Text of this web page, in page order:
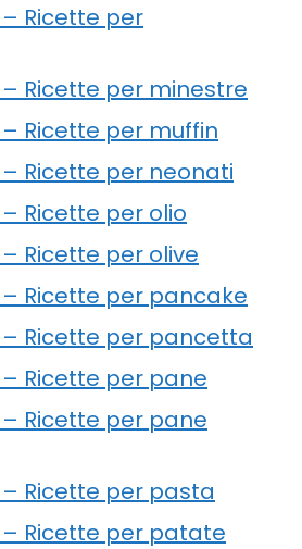
Ricette per
Ricette per minestre
Ricette per muffin
Ricette per neonati
Ricette per olio
Ricette per olive
Ricette per pancake
Ricette per pancetta
Ricette per pane
Ricette per pane
Ricette per pasta
Ricette per patate